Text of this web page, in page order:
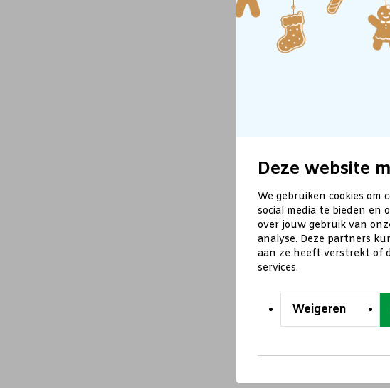
Deze website
We gebruiken cookies
social media te bieden en
over jouw gebruik van
analyse. Deze partners
aan ze heeft verstrekt of
services.
Weigeren